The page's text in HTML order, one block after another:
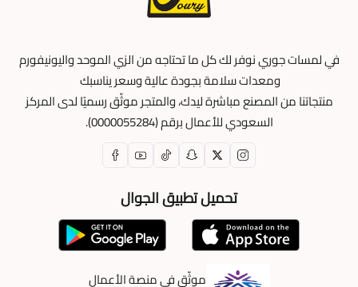
في لمسات جوري نوفر لك كل ما تحتاجه من الزي الموحد واليونيفورم
ومعدات سلامة بجودة عالية وسعر يناسبك
منتجاتنا من المصنع مباشرة ليدك، والمتجر موثّق رسميًا لدى المركز
السعودي للأعمال برقم (0000055284).
تحميل تطبيق الجوال
موثّق في منصة الأعمال